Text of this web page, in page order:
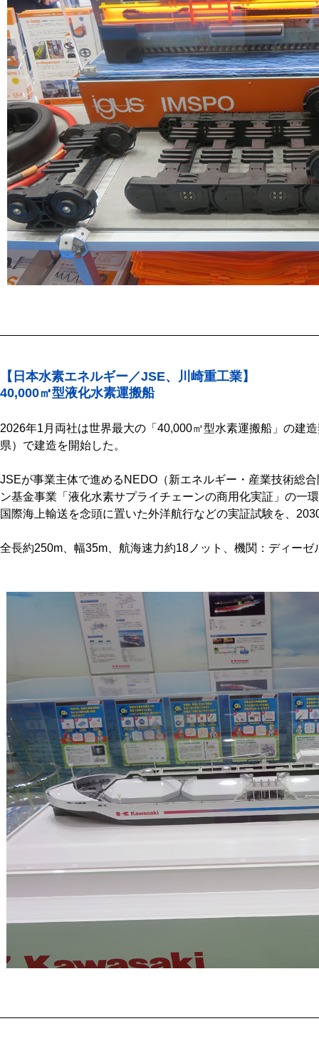
【日本水素エネルギー／JSE、川崎重工業】
40,000㎥型液化水素運搬船
2026年1月両社は世界最大の「40,000㎥型水素運搬船」の建
県）で建造を開始した。
JSEが事業主体で進めるNEDO（新エネルギー・産業技術総
ン基金事業「液化水素サプライチェーンの商用化実証」の一
国際海上輸送を念頭に置いた外洋航行などの実証試験を、
全長約250m、幅35m、航海速力約18ノット、機関：ディー